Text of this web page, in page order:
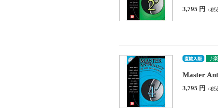
3,795 円 （税
Master
3,795 円 （税